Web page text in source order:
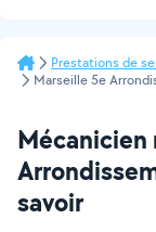
Prestations de
Marseille 5e
Mécanicien
savoir